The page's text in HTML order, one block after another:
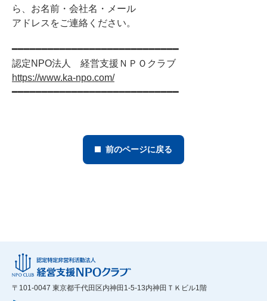
ら、お名前・会社名・メール
アドレスをご連絡ください。
━━━━━━━━━━━━━━━━━━━━━━━━━━━━
認定NPO法人 経営支援ＮＰＯクラブ
https://www.ka-npo.com/
━━━━━━━━━━━━━━━━━━━━━━━━━━━━
前のページに戻る
〒101-0047 東京都千代田区内神田1-5-13内神田ＴＫビル1階